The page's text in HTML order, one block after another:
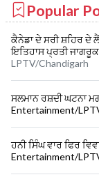
Popular
ਕੈਨੇਡਾ ਦੇ ਸਰੀ ਸ਼ਹਿਰ ਦੇ
ਇਤਿਹਾਸ ਪ੍ਰਤੀ ਜਾਗਰੂਕ
LPTV/Chandigarh
ਸਲਮਾਨ ਰਸ਼ਦੀ ਘਟਨਾ
Entertainment/
ਹਨੀ ਸਿੰਘ ਵਾਰ ਫਿਰ
Entertainment/